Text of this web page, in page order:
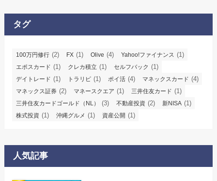
タグ
100万円修行 (2) FX (1) Olive (4) Yahoo!ファイナンス (1)
エポスカード (1) クレカ積立 (1) セルフバック (1)
デイトレード (1) トラリピ (1) ポイ活 (4) マネックスカード (4)
マネックス証券 (2) マネースクエア (1) 三井住友カード (1)
三井住友カードゴールド（NL） (3) 不動産投資 (2) 新NISA (1)
株式投資 (1) 沖縄グルメ (1) 資産公開 (1)
人気記事